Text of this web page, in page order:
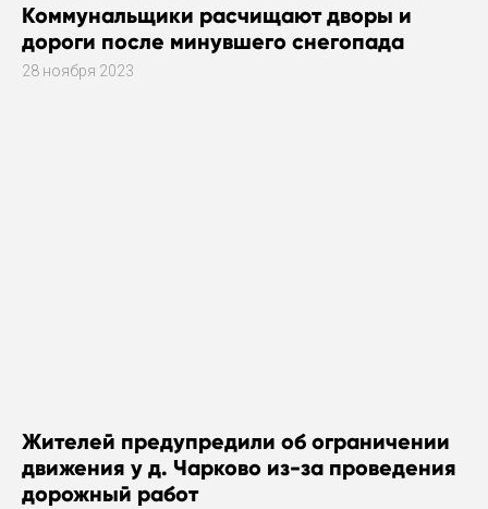
Коммунальщики расчищают дворы и
дороги после минувшего снегопада
28 ноября 2023
Жителей предупредили об ограничении
движения у д. Чарково из-за проведения
дорожный работ